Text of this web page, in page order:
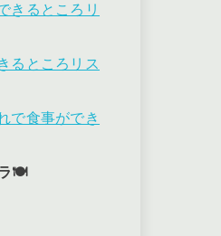
きるところリ
るところリス
で食事ができ
ラ🍽